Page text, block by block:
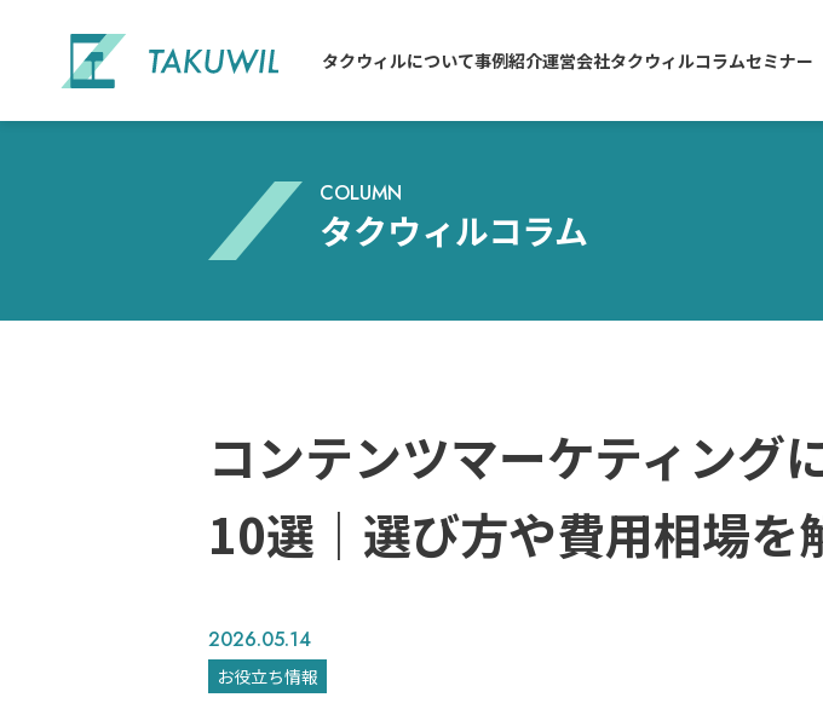
タクウィルについて事例紹介運営会社タクウィルコラムセミナー
COLUMN
タクウィルコラム
コンテンツマーケティング
10選｜選び方や費用相場を
2026.05.14
お役立ち情報